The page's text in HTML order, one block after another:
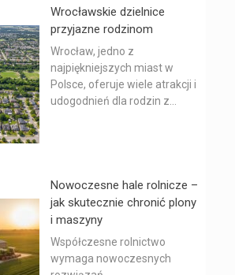
Wrocławskie dzielnice
przyjazne rodzinom
Wrocław, jedno z
najpiękniejszych miast w
Polsce, oferuje wiele atrakcji i
udogodnień dla rodzin z...
Nowoczesne hale rolnicze –
jak skutecznie chronić plony
i maszyny
Współczesne rolnictwo
wymaga nowoczesnych